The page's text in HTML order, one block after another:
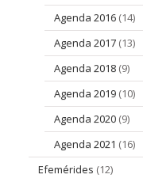
Agenda 2016 (14)
Agenda 2017 (13)
Agenda 2018 (9)
Agenda 2019 (10)
Agenda 2020 (9)
Agenda 2021 (16)
Efemérides (12)